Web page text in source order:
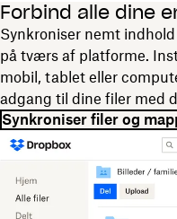
Forbind alle dine
Synkroniser nemt
på tværs af platforme.
mobil, tablet eller
adgang til dine filer med
Synkroniser filer og